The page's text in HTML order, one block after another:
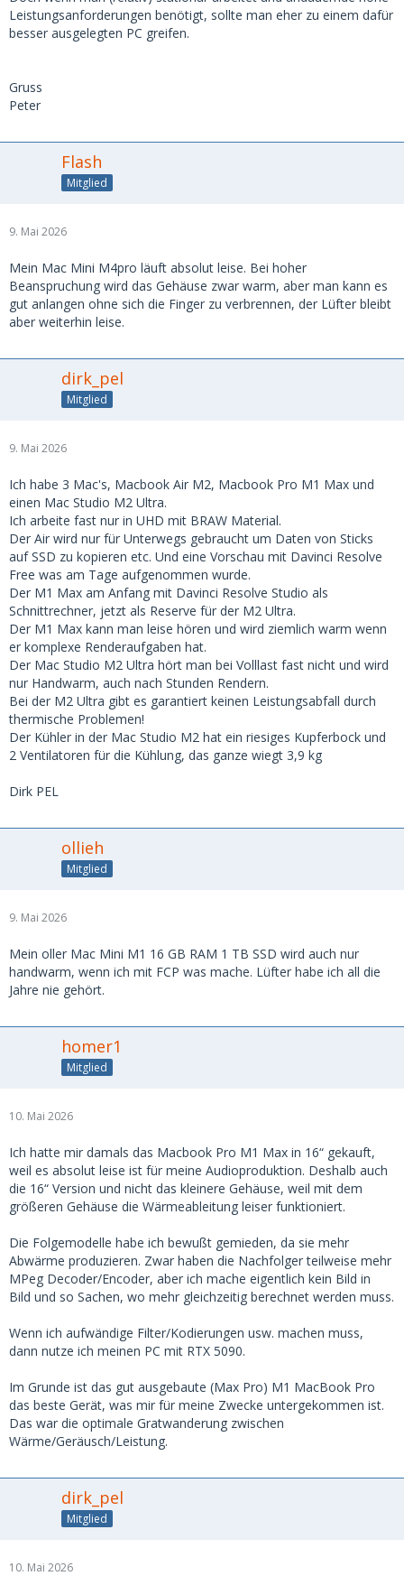
Leistungsanforderungen benötigt, sollte man eher zu einem dafür
besser ausgelegten PC greifen.
Gruss
Peter
Flash
Mitglied
9. Mai 2026
Mein Mac Mini M4pro läuft absolut leise. Bei hoher
Beanspruchung wird das Gehäuse zwar warm, aber man kann es
gut anlangen ohne sich die Finger zu verbrennen, der Lüfter bleibt
aber weiterhin leise.
dirk_pel
Mitglied
9. Mai 2026
Ich habe 3 Mac's, Macbook Air M2, Macbook Pro M1 Max und
einen Mac Studio M2 Ultra.
Ich arbeite fast nur in UHD mit BRAW Material.
Der Air wird nur für Unterwegs gebraucht um Daten von Sticks
auf SSD zu kopieren etc. Und eine Vorschau mit Davinci Resolve
Free was am Tage aufgenommen wurde.
Der M1 Max am Anfang mit Davinci Resolve Studio als
Schnittrechner, jetzt als Reserve für der M2 Ultra.
Der M1 Max kann man leise hören und wird ziemlich warm wenn
er komplexe Renderaufgaben hat.
Der Mac Studio M2 Ultra hört man bei Volllast fast nicht und wird
nur Handwarm, auch nach Stunden Rendern.
Bei der M2 Ultra gibt es garantiert keinen Leistungsabfall durch
thermische Problemen!
Der Kühler in der Mac Studio M2 hat ein riesiges Kupferbock und
2 Ventilatoren für die Kühlung, das ganze wiegt 3,9 kg
Dirk PEL
ollieh
Mitglied
9. Mai 2026
Mein oller Mac Mini M1 16 GB RAM 1 TB SSD wird auch nur
handwarm, wenn ich mit FCP was mache. Lüfter habe ich all die
Jahre nie gehört.
homer1
Mitglied
10. Mai 2026
Ich hatte mir damals das Macbook Pro M1 Max in 16“ gekauft,
weil es absolut leise ist für meine Audioproduktion. Deshalb auch
die 16“ Version und nicht das kleinere Gehäuse, weil mit dem
größeren Gehäuse die Wärmeableitung leiser funktioniert.
Die Folgemodelle habe ich bewußt gemieden, da sie mehr
Abwärme produzieren. Zwar haben die Nachfolger teilweise mehr
MPeg Decoder/Encoder, aber ich mache eigentlich kein Bild in
Bild und so Sachen, wo mehr gleichzeitig berechnet werden muss.
Wenn ich aufwändige Filter/Kodierungen usw. machen muss,
dann nutze ich meinen PC mit RTX 5090.
Im Grunde ist das gut ausgebaute (Max Pro) M1 MacBook Pro
das beste Gerät, was mir für meine Zwecke untergekommen ist.
Das war die optimale Gratwanderung zwischen
Wärme/Geräusch/Leistung.
dirk_pel
Mitglied
10. Mai 2026